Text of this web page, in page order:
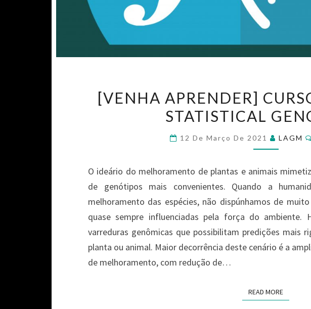
[VENHA APRENDER]
STATISTICAL
12 De Março De 2021 LAGM
O ideário do melhoramento de plantas e animais
de genótipos mais convenientes. Quando a
melhoramento das espécies, não dispúnhamos de
quase sempre influenciadas pela força do ambiente.
varreduras genômicas que possibilitam predições mais
planta ou animal. Maior decorrência deste cenário é a
de melhoramento, com redução de…
READ MORE